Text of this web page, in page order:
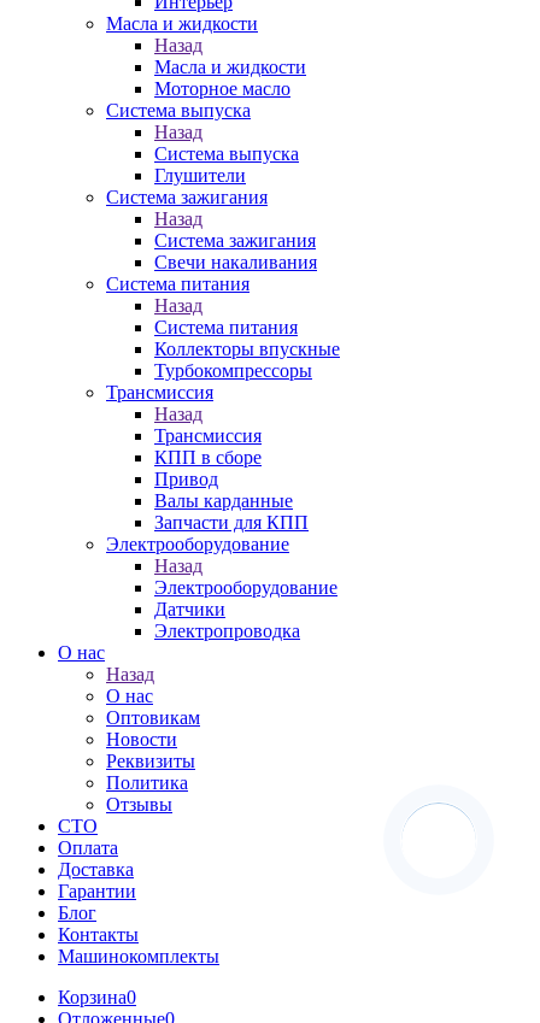
Масла и жидкости
Назад
Масла и жидкости
Моторное масло
Система выпуска
Назад
Система выпуска
Глушители
Система зажигания
Назад
Система зажигания
Свечи накаливания
Система питания
Назад
Система питания
Коллекторы впускные
Турбокомпрессоры
Трансмиссия
Назад
Трансмиссия
КПП в сборе
Привод
Валы карданные
Запчасти для КПП
Электрооборудование
Назад
Электрооборудование
Датчики
Электропроводка
О нас
Назад
О нас
Оптовикам
Новости
Реквизиты
Политика
Отзывы
СТО
Оплата
Доставка
Гарантии
Блог
Контакты
Машинокомплекты
Корзина0
Отложенные0